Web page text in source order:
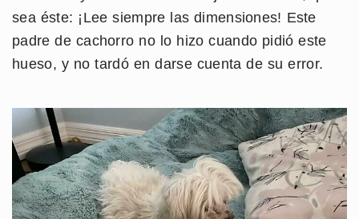
sea éste: ¡Lee siempre las dimensiones! Este
padre de cachorro no lo hizo cuando pidió este
hueso, y no tardó en darse cuenta de su error.